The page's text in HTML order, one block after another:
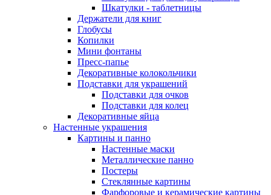
Шкатулки - таблетницы
Держатели для книг
Глобусы
Копилки
Мини фонтаны
Пресс-папье
Декоративные колокольчики
Подставки для украшений
Подставки для очков
Подставки для колец
Декоративные яйца
Настенные украшения
Картины и панно
Настенные маски
Металлические панно
Постеры
Стеклянные картины
Фарфоровые и керамические картины